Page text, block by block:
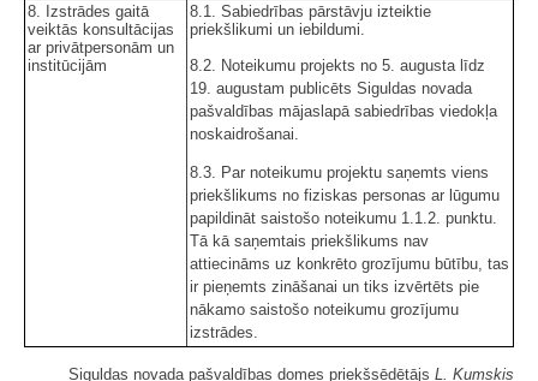
8. Izstrādes gaitā
veiktās konsultācijas
ar privātpersonām un
institūcijām
8.1. Sabiedrības pārstāvju izteiktie
priekšlikumi un iebildumi.
8.2. Noteikumu projekts no 5. augusta līdz
19. augustam publicēts Siguldas novada
pašvaldības mājaslapā sabiedrības viedokļa
noskaidrošanai.
8.3. Par noteikumu projektu saņemts viens
priekšlikums no fiziskas personas ar lūgumu
papildināt saistošo noteikumu 1.1.2. punktu.
Tā kā saņemtais priekšlikums nav
attiecināms uz konkrēto grozījumu būtību, tas
ir pieņemts zināšanai un tiks izvērtēts pie
nākamo saistošo noteikumu grozījumu
izstrādes.
Siguldas novada pašvaldības domes priekšsēdētājs L. Kumskis